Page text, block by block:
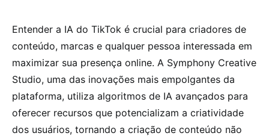
Entender a IA do TikTok é crucial para criadores de
conteúdo, marcas e qualquer pessoa interessada em
maximizar sua presença online. A Symphony Creative
Studio, uma das inovações mais empolgantes da
plataforma, utiliza algoritmos de IA avançados para
oferecer recursos que potencializam a criatividade
dos usuários, tornando a criação de conteúdo não